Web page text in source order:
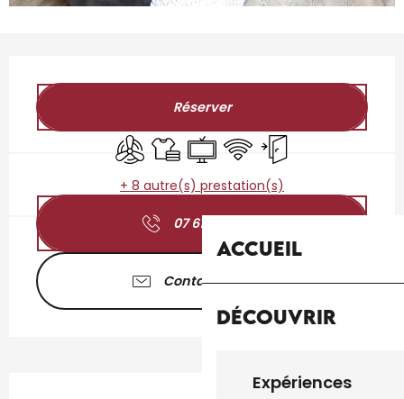
Accueil
Découvrir
Expériences
Réserver
Air conditionné
Draps et linge
Télévision
WiFi Entrée
+ 8 autre(s) prestation(s)
07 61 58 26
Contactez-nous